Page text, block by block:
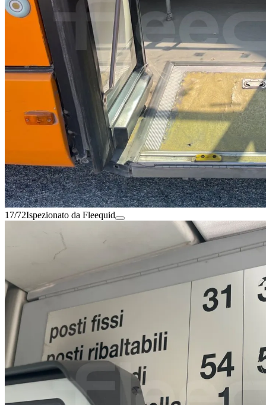
17/72Ispezionato da Fleequid